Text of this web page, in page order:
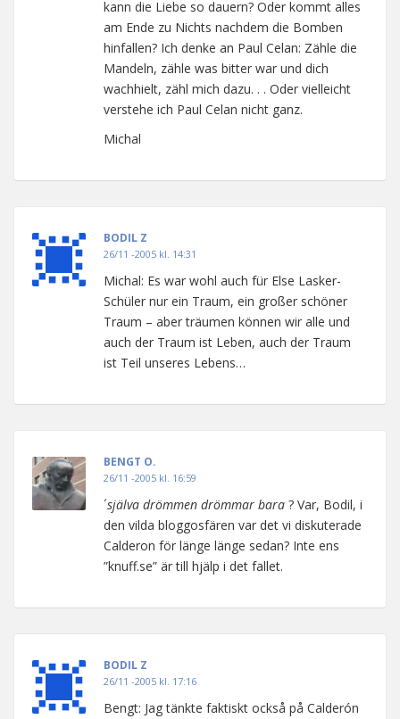
kann die Liebe so dauern? Oder kommt alles
am Ende zu Nichts nachdem die Bomben
hinfallen? Ich denke an Paul Celan: Zähle die
Mandeln, zähle was bitter war und dich
wachhielt, zähl mich dazu. . . Oder vielleicht
verstehe ich Paul Celan nicht ganz.
Michal
BODIL Z
26/11 -2005 kl. 14:31
Michal: Es war wohl auch für Else Lasker-
Schüler nur ein Traum, ein großer schöner
Traum – aber träumen können wir alle und
auch der Traum ist Leben, auch der Traum
ist Teil unseres Lebens…
BENGT O.
26/11 -2005 kl. 16:59
´själva drömmen drömmar bara ? Var, Bodil, i
den vilda bloggosfären var det vi diskuterade
Calderon för länge länge sedan? Inte ens
”knuff.se” är till hjälp i det fallet.
BODIL Z
26/11 -2005 kl. 17:16
Bengt: Jag tänkte faktiskt också på Calderón